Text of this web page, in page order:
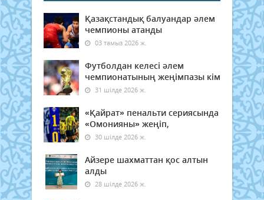
Қазақстандық балуандар әлем
чемпионы атанды
03 тамыз 2026 ж.
Футболдан келесі әлем
чемпионатының жеңімпазы кім
31 шілде 2026 ж.
«Қайрат» пенальти сериясында
«Омонияны» жеңіп,
30 шілде 2026 ж.
Айзере шахматтан қос алтын
алды
28 шілде 2026 ж.